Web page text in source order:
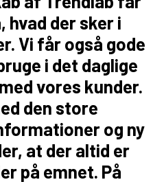
hvad der sker i
Vi får også gode
i det daglige
vores kunder.
den store
og ny
at der altid er
på emnet. På